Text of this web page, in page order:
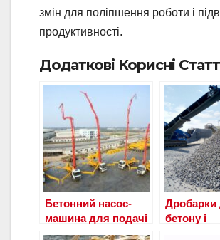
змін для поліпшення роботи і
продуктивності.
Додаткові Корисні
Бетонний насос-
машина для подачі
(перекачування)
Дробарки
бетону і